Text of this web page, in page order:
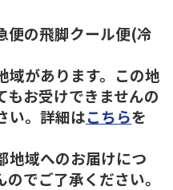
の飛脚クール便(冷
があります。この地
もお受けできませんの
い。詳細はこちらを
域へのお届けにつ
でご了承ください。